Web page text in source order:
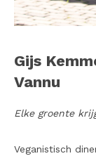
Gijs
Vannu
Elke groente
Veganistisch